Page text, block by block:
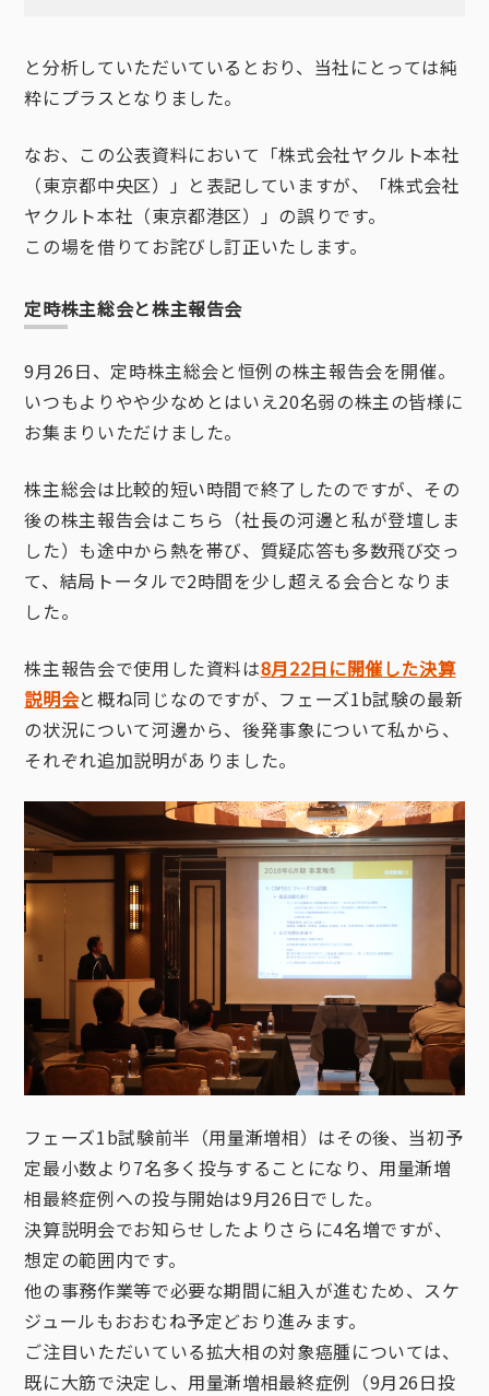
と分析していただいているとおり、当社にとっては純
粋にプラスとなりました。
なお、この公表資料において「株式会社ヤクルト本社
（東京都中央区）」と表記していますが、「株式会社
ヤクルト本社（東京都港区）」の誤りです。
この場を借りてお詫びし訂正いたします。
定時株主総会と株主報告会
9月26日、定時株主総会と恒例の株主報告会を開催。
いつもよりやや少なめとはいえ20名弱の株主の皆様に
お集まりいただけました。
株主総会は比較的短い時間で終了したのですが、その
後の株主報告会はこちら（社長の河邊と私が登壇しま
した）も途中から熱を帯び、質疑応答も多数飛び交っ
て、結局トータルで2時間を少し超える会合となりま
した。
株主報告会で使用した資料は8月22日に開催した決算
説明会と概ね同じなのですが、フェーズ1b試験の最新
の状況について河邊から、後発事象について私から、
それぞれ追加説明がありました。
フェーズ1b試験前半（用量漸増相）はその後、当初予
定最小数より7名多く投与することになり、用量漸増
相最終症例への投与開始は9月26日でした。
決算説明会でお知らせしたよりさらに4名増ですが、
想定の範囲内です。
他の事務作業等で必要な期間に組入が進むため、スケ
ジュールもおおむね予定どおり進みます。
ご注目いただいている拡大相の対象癌腫については、
既に大筋で決定し、用量漸増相最終症例（9月26日投